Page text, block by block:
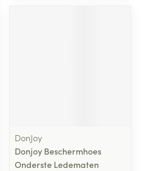
DonJoy
Donjoy Beschermhoes
Onderste Ledematen